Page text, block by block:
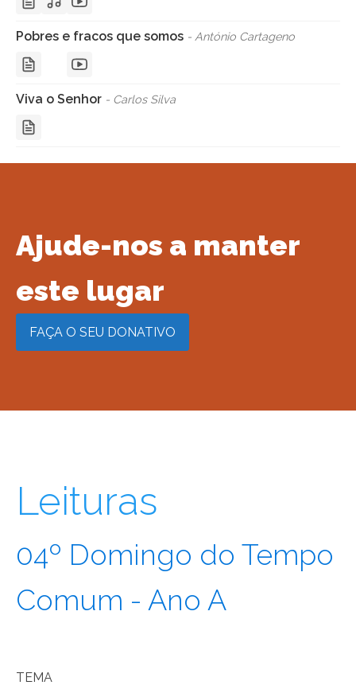
Pobres e fracos que somos - António Cartageno
Viva o Senhor - Carlos Silva
Ajude-nos a manter
este lugar​
FAÇA O SEU DONATIVO
Leituras​
04º Domingo do Tempo
Comum - Ano A
TEMA